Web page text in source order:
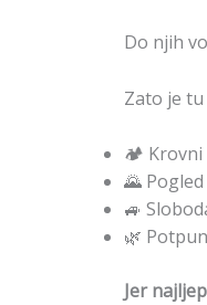
Do njih
Zato je tu
🏕️ Krovni
🌄
🚙
🌿
Jer